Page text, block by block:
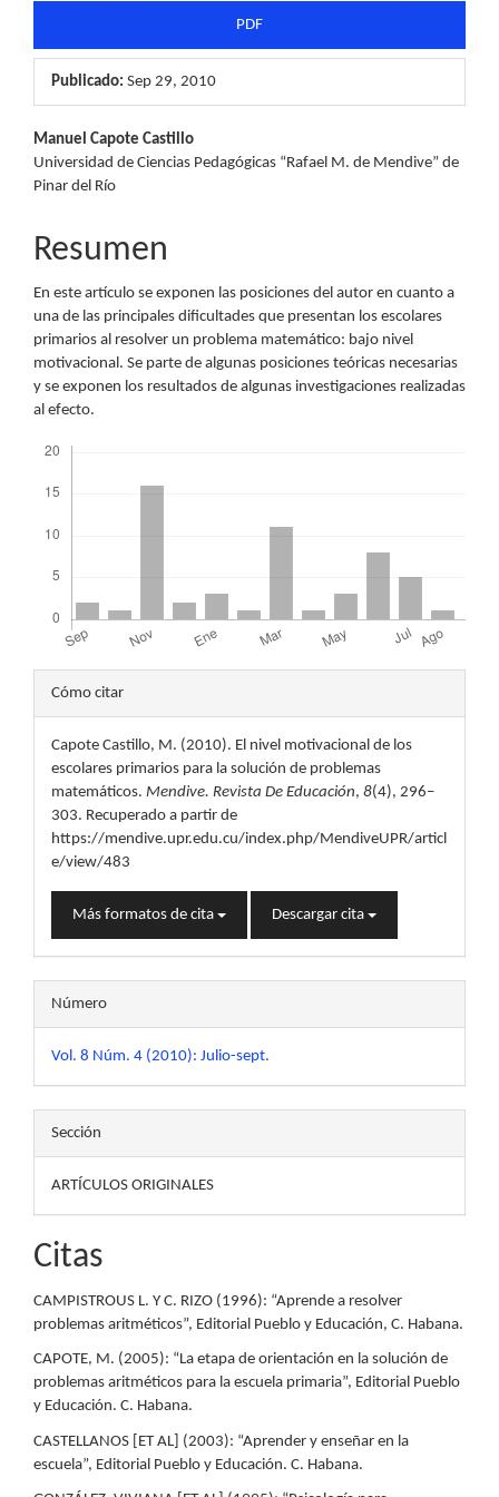
PDF
Publicado: Sep 29, 2010
Contenido
principal
artículo
Manuel Capote Castillo
Universidad de Ciencias Pedagógicas “Rafael M. de Mendive” de
Pinar del Río
Resumen
En este artículo se exponen las posiciones del autor en cuanto a
una de las principales dificultades que presentan los escolares
primarios al resolver un problema matemático: bajo nivel
motivacional. Se parte de algunas posiciones teóricas necesarias
y se exponen los resultados de algunas investigaciones realizadas
al efecto.
Detalles
del
artículo
Cómo citar
Capote Castillo, M. (2010). El nivel motivacional de los
escolares primarios para la solución de problemas
matemáticos. Mendive. Revista De Educación, 8(4), 296–
303. Recuperado a partir de
https://mendive.upr.edu.cu/index.php/MendiveUPR/articl
e/view/483
Más formatos de cita Descargar cita
Número
Vol. 8 Núm. 4 (2010): Julio-sept.
Sección
ARTÍCULOS ORIGINALES
Citas
CAMPISTROUS L. Y C. RIZO (1996): “Aprende a resolver
problemas aritméticos”, Editorial Pueblo y Educación, C. Habana.
CAPOTE, M. (2005): “La etapa de orientación en la solución de
problemas aritméticos para la escuela primaria”, Editorial Pueblo
y Educación. C. Habana.
CASTELLANOS [ET AL] (2003): “Aprender y enseñar en la
escuela”, Editorial Pueblo y Educación. C. Habana.